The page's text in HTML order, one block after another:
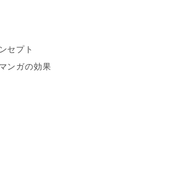
セプト
ンガの効果